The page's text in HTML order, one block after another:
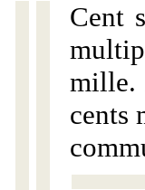
Cent
mille.
cents